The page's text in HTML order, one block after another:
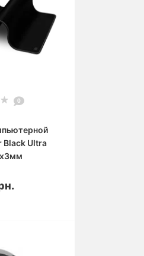
0
Ultra